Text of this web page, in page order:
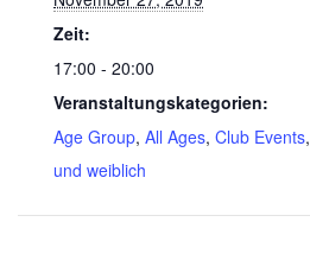
Zeit:
17:00 - 20:00
Veranstaltungskategorien:
Age Group, All Ages, Club Events,
und weiblich